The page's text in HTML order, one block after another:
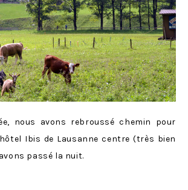
nous avons rebroussé chemin pour
Ibis de Lausanne centre (très bien
passé la nuit.